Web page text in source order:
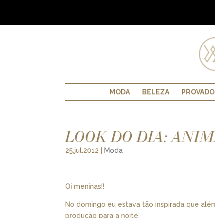
MODA BELEZA
LOOK DO DIA:
25.jul.2012 Moda
Oi meninas!!
No domingo eu estava tão inspirada que
produção para a noite.